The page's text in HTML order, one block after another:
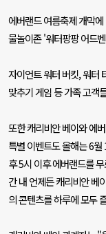
에버랜드 여름축제 개막
물놀이존'워터팡팡 어드
자이언트 워터 버킷,워터
맞추기 게임 등 가족 고객
또한 캐리비안 베이와 에
특별 이벤트도 올해는6월
후5시 이후 에버랜드를
간 내 언제든 캐리비안 베
의 콘텐츠를 하루에 모두